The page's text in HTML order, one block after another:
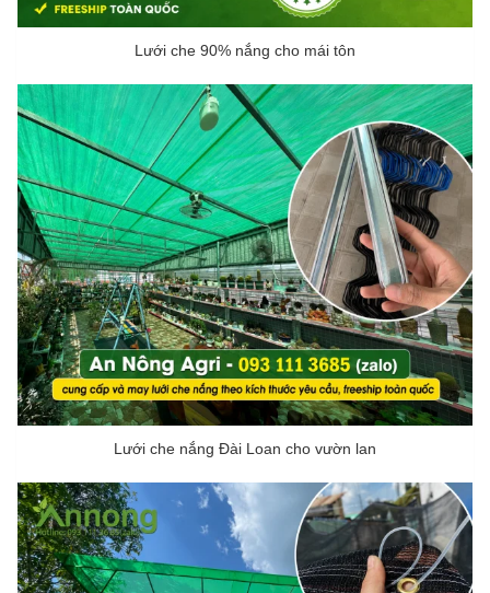
Lưới che 90% nắng cho mái tôn
Lưới che nắng Đài Loan cho vườn lan